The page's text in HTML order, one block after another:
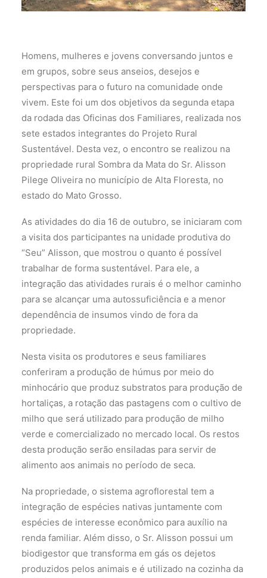
Homens, mulheres e jovens conversando juntos e
em grupos, sobre seus anseios, desejos e
perspectivas para o futuro na comunidade onde
vivem. Este foi um dos objetivos da segunda etapa
da rodada das Oficinas dos Familiares, realizada nos
sete estados integrantes do Projeto Rural
Sustentável. Desta vez, o encontro se realizou na
propriedade rural Sombra da Mata do Sr. Alisson
Pilege Oliveira no município de Alta Floresta, no
estado do Mato Grosso.
As atividades do dia 16 de outubro, se iniciaram com
a visita dos participantes na unidade produtiva do
“Seu” Alisson, que mostrou o quanto é possível
trabalhar de forma sustentável. Para ele, a
integração das atividades rurais é o melhor caminho
para se alcançar uma autossuficiência e a menor
dependência de insumos vindo de fora da
propriedade.
Nesta visita os produtores e seus familiares
conferiram a produção de húmus por meio do
minhocário que produz substratos para produção de
hortaliças, a rotação das pastagens com o cultivo de
milho que será utilizado para produção de milho
verde e comercializado no mercado local. Os restos
desta produção serão ensiladas para servir de
alimento aos animais no período de seca.
Na propriedade, o sistema agroflorestal tem a
integração de espécies nativas juntamente com
espécies de interesse econômico para auxílio na
renda familiar. Além disso, o Sr. Alisson possui um
biodigestor que transforma em gás os dejetos
produzidos pelos animais e é utilizado na cozinha da